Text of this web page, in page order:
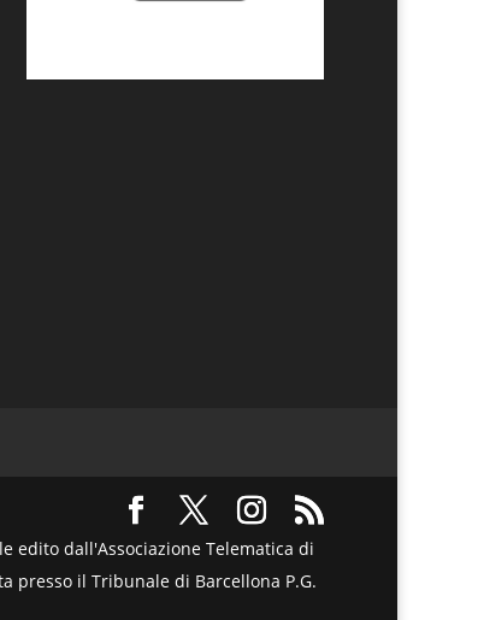
edito dall'Associazione Telematica di
presso il Tribunale di Barcellona P.G.